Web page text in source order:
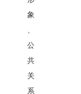
象
公
共
关
系